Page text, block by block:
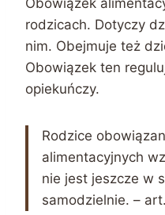
rodzicach. Dotyczy
nim. Obejmuje też
Obowiązek ten
opiekuńczy.
Rodzice
alimentacyjnych
nie jest jeszcze w
samodzielnie. –